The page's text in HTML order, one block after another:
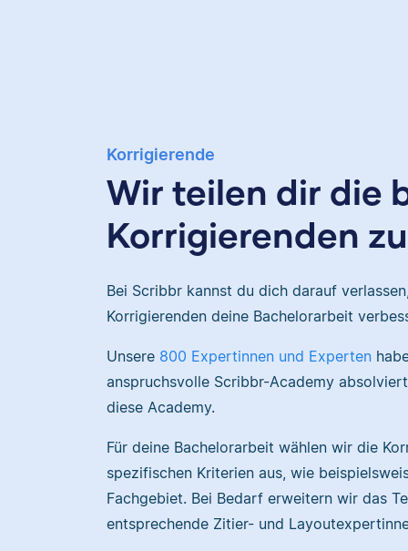
Korrigierende
Wir teilen dir die
Korrigierenden zu
Bei Scribbr kannst du dich darauf
Korrigierenden deine Bachelorarbeit
Unsere 800 Expertinnen und Experten
anspruchsvolle Scribbr-Academy
diese Academy.
Für deine Bachelorarbeit wählen wir die
spezifischen Kriterien aus, wie
Fachgebiet. Bei Bedarf erweitern wir das
entsprechende Zitier- und